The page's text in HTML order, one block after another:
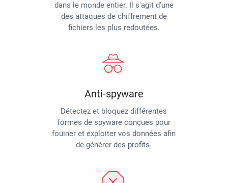
dans le monde entier. Il s'agit d'une
des attaques de chiffrement de
fichiers les plus redoutées.
Anti-spyware
Détectez et bloquez différentes
formes de spyware conçues pour
fouiner et exploiter vos données afin
de générer des profits.